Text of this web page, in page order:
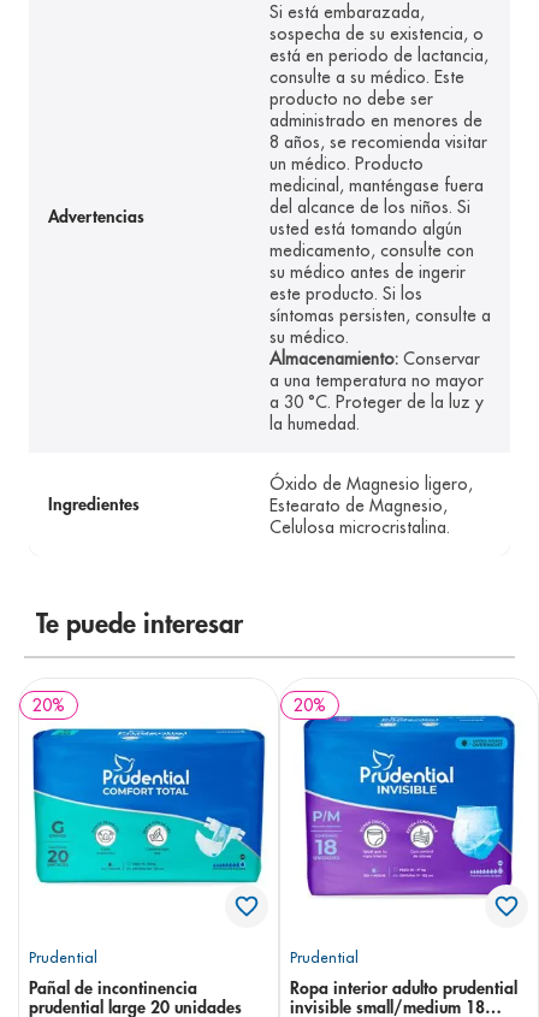
Advertencias
Si está embarazada,
sospecha de su existencia, o
está en periodo de lactancia,
consulte a su médico. Este
producto no debe ser
administrado en menores de
8 años, se recomienda visitar
un médico. Producto
medicinal, manténgase fuera
del alcance de los niños. Si
usted está tomando algún
medicamento, consulte con
su médico antes de ingerir
este producto. Si los
síntomas persisten, consulte a
su médico.
Almacenamiento: Conservar
a una temperatura no mayor
a 30 °C. Proteger de la luz y
la humedad.
Ingredientes
Óxido de Magnesio ligero,
Estearato de Magnesio,
Celulosa microcristalina.
Te puede interesar
20%
Prudential
Pañal de incontinencia
prudential large 20 unidades
20%
Prudential
Ropa interior adulto prudential
invisible small/medium 18